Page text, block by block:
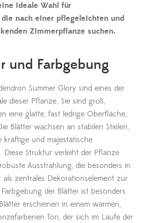
ideale Wahl für
nach einer pflegeleichten und
Zimmerpflanze suchen.
und Farbgebung
Summer Glory sind eines der
dieser Pflanze. Sie sind groß,
eine glatte, fast ledrige Oberfläche,
Blätter wachsen an stabilen Stielen,
kräftige und majestätische
Diese Struktur verleiht der Pflanze
Ausstrahlung, die besonders in
als zentrales Dekorationselement zur
der Blätter ist besonders
erscheinen in einem warmen,
Ton, der sich im Laufe der